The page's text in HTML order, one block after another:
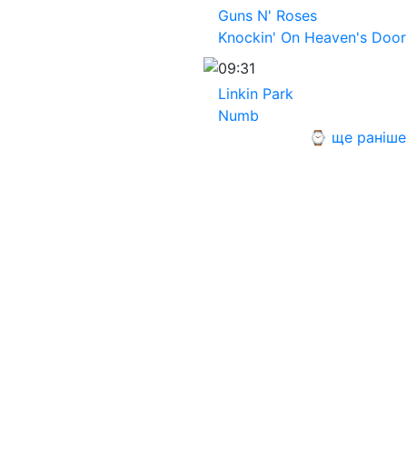
Guns N' Roses
Knockin' On Heaven's Door
09:31
Linkin Park
Numb
⌚ ще раніше